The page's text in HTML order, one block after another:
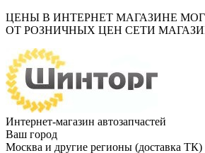
ЦЕНЫ В ИНТЕРНЕТ МАГАЗИНЕ
ОТ РОЗНИЧНЫХ ЦЕН СЕТИ
Интернет-магазин автозапчастей
Ваш город
Москва и другие регионы (доставка ТК)